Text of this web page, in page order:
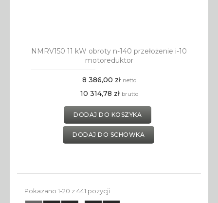
NMRV150 11 kW obroty n-140 przełożenie i-10
motoreduktor
8 386,00 zł netto
10 314,78 zł brutto
DODAJ DO KOSZYKA
DODAJ DO SCHOWKA
Pokazano 1-20 z 441 pozycji